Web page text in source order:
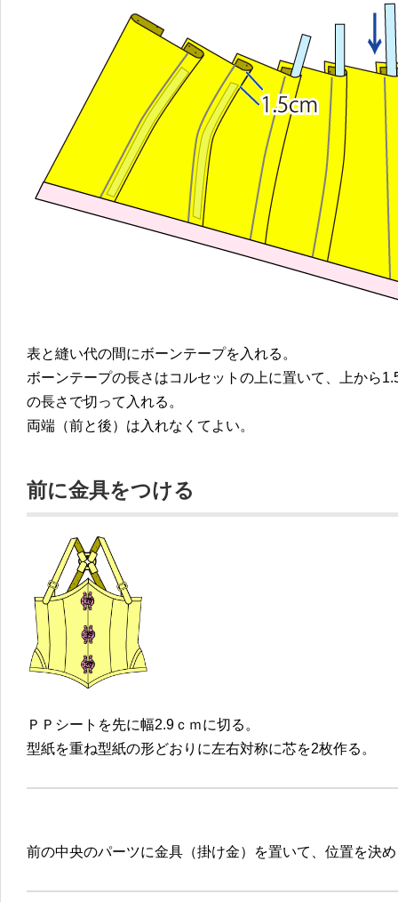
表と縫い代の間にボーンテープを入れる。
ボーンテープの長さはコルセットの上に置いて、上から
の長さで切って入れる。
両端（前と後）は入れなくてよい。
前に金具をつける
ＰＰシートを先に幅2.9ｃｍに切る。
型紙を重ね型紙の形どおりに左右対称に芯を2枚作る。
前の中央のパーツに金具（掛け金）を置いて、位置を決